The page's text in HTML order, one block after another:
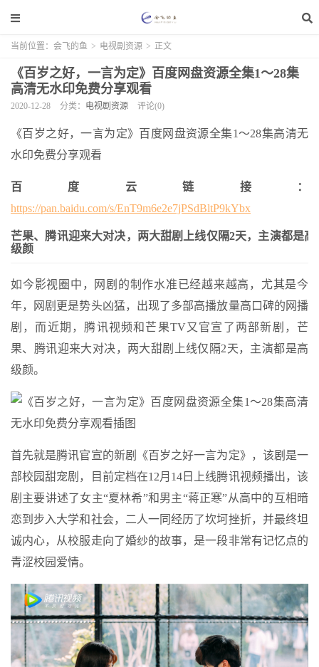
当前位置： 会飞的鱼 > 电视剧资源 > 正文
《百岁之好，一言为定》百度网盘资源全集1～28集
高清无水印免费分享观看
2020-12-28 分类： 电视剧资源 评论(0)
《百岁之好，一言为定》百度网盘资源全集1～28集高清无
水印免费分享观看
百度云链接：
https://pan.baidu.com/s/EnT9m6e2e7jPSdBltP9kYbx
芒果、腾讯迎来大对决，两大甜剧上线仅隔2天，主演都是高
级颜
如今影视圈中，网剧的制作水准已经越来越高，尤其是今
年，网剧更是势头凶猛，出现了多部高播放量高口碑的网播
剧，而近期，腾讯视频和芒果TV又官宣了两部新剧，芒
果、腾讯迎来大对决，两大甜剧上线仅隔2天，主演都是高
级颜。
首先就是腾讯官宣的新剧《百岁之好一言为定》，该剧是一
部校园甜宠剧，目前定档在12月14日上线腾讯视频播出，该
剧主要讲述了女主“夏林希”和男主“蒋正寒”从高中的互相暗
恋到步入大学和社会，二人一同经历了坎坷挫折，并最终坦
诚内心，从校服走向了婚纱的故事，是一段非常有记忆点的
青涩校园爱情。